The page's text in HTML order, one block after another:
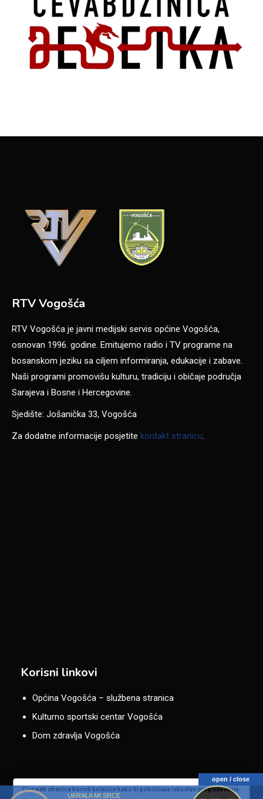
RTV Vogošća
RTV Vogošća je javni medijski servis općine Vogošća,
osnovan 1996. godine. Emitujemo radio i TV programe na
bosanskom jeziku sa ciljem informiranja, edukacije i zabave.
Naši programi promovišu kulturu, tradiciju i običaje područja
Sarajeva i Bosne i Hercegovine.
Sjedište: Jošanička 33, Vogošća
Za dodatne informacije posjetite kontakt stranicu.
Korisni linkovi
Općina Vogošća – službena stranica
Kulturno sportski centar Vogošća
Dom zdravlja Vogošća
Ova web stranica koristi kolačiće kako bi poboljšala iskustvo pregledavanja.
open / close
UKRALA MI SRCE